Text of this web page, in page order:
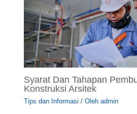
Syarat Dan Tahapan
Konstruksi Arsitek
Tips dan Informasi / Olehadmin